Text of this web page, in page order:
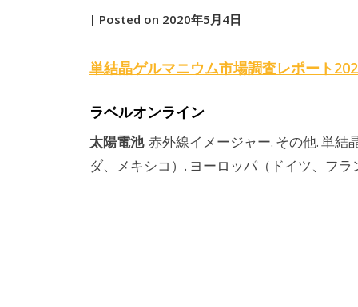
by
| Posted on 2020年5月4日
単結晶ゲルマニウム市場調査レポート
ラベルオンライン
太陽電池. 赤外線イメージャー. その他. 単
ダ、メキシコ）. ヨーロッパ（ドイツ、フ